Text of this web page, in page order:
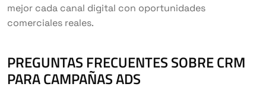
mejor cada canal digital con oportunidades
comerciales reales.
PREGUNTAS FRECUENTES SOBRE CRM
PARA CAMPAÑAS ADS